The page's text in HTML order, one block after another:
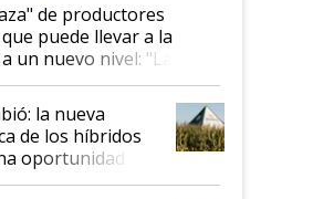
de productores
puede llevar a la
un nuevo nivel: "Las
de crecimiento son
la nueva
de los híbridos
oportunidad en